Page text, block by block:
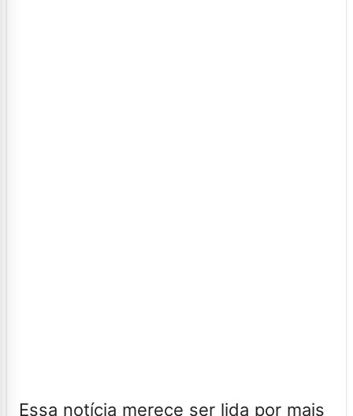
Essa notícia merece ser lida por mais